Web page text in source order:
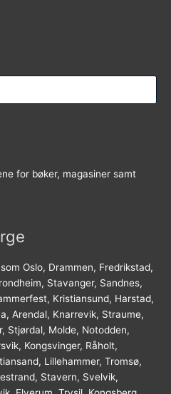
for bøker, magasiner samt
Oslo, Drammen, Fredrikstad,
Stavanger, Sandnes,
Kristiansund, Harstad,
Arendal, Knarrevik, Straume,
Stjørdal, Molde, Notodden,
Kongsvinger, Råholt,
Lillehammer, Tromsø,
Stavern, Svelvik,